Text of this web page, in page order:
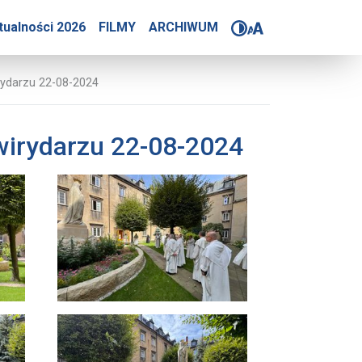
2026 FILMY ARCHIWUM
figury Matki
22-08-2024
22-08-2024